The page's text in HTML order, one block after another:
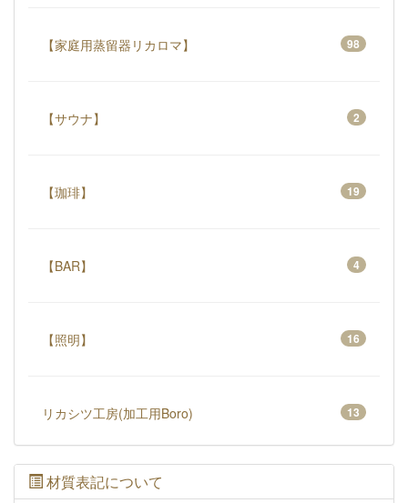
【家庭用蒸留器リカロマ】 98
【サウナ】 2
【珈琲】 19
【BAR】 4
【照明】 16
リカシツ工房(加工用Boro) 13
材質表記について